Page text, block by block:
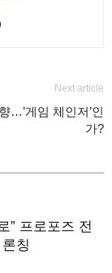
Next article
…’게임 체인저’인
가?
” 프로포즈 전
칭